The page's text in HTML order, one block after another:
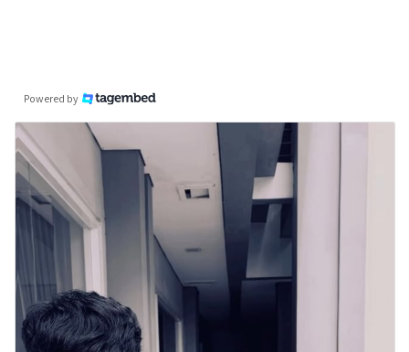
Powered by